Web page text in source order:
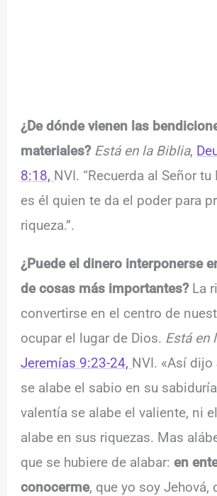
¿De dónde vienen las
materiales? Está en la Biblia,
8:18, NVI. “Recuerda al Señor
es él quien te da el poder para
riqueza.”.
¿Puede el dinero interponerse
de cosas más importantes? La
convertirse en el centro de
ocupar el lugar de Dios. Está en
Jeremías 9:23-24, NVI. «Así dijo
se alabe el sabio en su
valentía se alabe el valiente, ni
alabe en sus riquezas. Mas
que se hubiere de alabar:en
conocerme, que yo soy Jehová,